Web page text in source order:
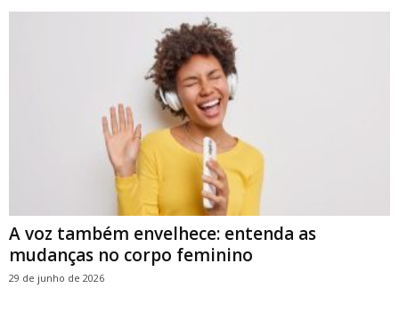
A voz também envelhece: entenda as
mudanças no corpo feminino
29 de junho de 2026